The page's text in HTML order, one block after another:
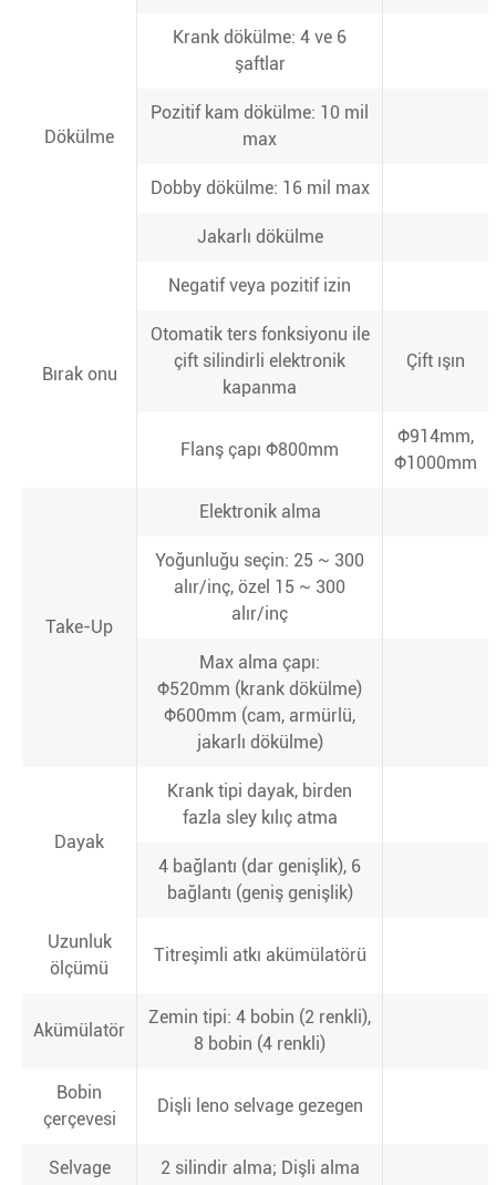
Dökülme
Krank dökülme: 4 ve 6
şaftlar
Pozitif kam dökülme: 10 mil
max
Dobby dökülme: 16 mil max
Jakarlı dökülme
Bırak onu
Negatif veya pozitif izin
Otomatik ters fonksiyonu ile
çift silindirli elektronik
kapanma
Çift ışın
Flanş çapı Ф800mm
Ф914mm,
Ф1000mm
Take-Up
Elektronik alma
Yoğunluğu seçin: 25 ~ 300
alır/inç, özel 15 ~ 300
alır/inç
Max alma çapı:
Ф520mm (krank dökülme)
Ф600mm (cam, armürlü,
jakarlı dökülme)
Dayak
Krank tipi dayak, birden
fazla sley kılıç atma
4 bağlantı (dar genişlik), 6
bağlantı (geniş genişlik)
Uzunluk
ölçümü
Titreşimli atkı akümülatörü
Akümülatör
Zemin tipi: 4 bobin (2 renkli),
8 bobin (4 renkli)
Bobin
çerçevesi
Dişli leno selvage gezegen
Selvage 2 silindir alma; Dişli alma